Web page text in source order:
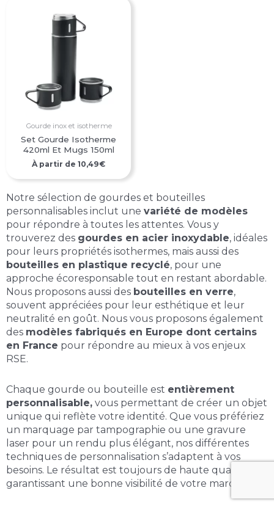
Gourde inox et isotherme
Set Gourde Isotherme
420ml Et Mugs 150ml
À partir de 10,49€
Notre sélection de gourdes et bouteilles
personnalisables inclut une variété de modèles
pour répondre à toutes les attentes. Vous y
trouverez des gourdes en acier inoxydable, idéales
pour leurs propriétés isothermes, mais aussi des
bouteilles en plastique recyclé, pour une
approche écoresponsable tout en restant abordable.
Nous proposons aussi des bouteilles en verre,
souvent appréciées pour leur esthétique et leur
neutralité en goût. Nous vous proposons également
des modèles fabriqués en Europe dont certains
en France pour répondre au mieux à vos enjeux
RSE.
Chaque gourde ou bouteille est entièrement
personnalisable, vous permettant de créer un objet
unique qui reflète votre identité. Que vous préfériez
un marquage par tampographie ou une gravure
laser pour un rendu plus élégant, nos différentes
techniques de personnalisation s’adaptent à vos
besoins. Le résultat est toujours de haute qualité,
garantissant une bonne visibilité de votre marque.